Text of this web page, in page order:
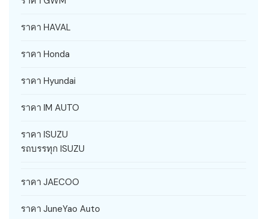
ราคา HAVAL
ราคา Honda
ราคา Hyundai
ราคา IM AUTO
ราคา ISUZU
รถบรรทุก ISUZU
ราคา JAECOO
ราคา JuneYao Auto